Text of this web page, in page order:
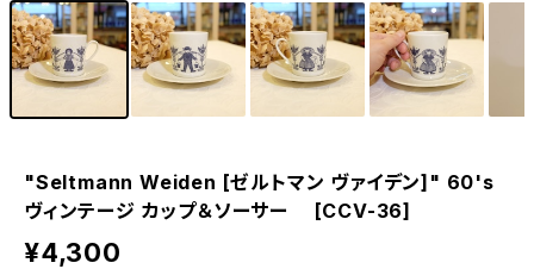
"Seltmann Weiden [ゼルトマン ヴァイデン]" 60's
ヴィンテージ カップ＆ソーサー [CCV-36]
¥4,300